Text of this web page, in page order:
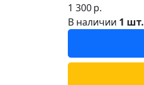
1 300р.
В наличии 1 шт.